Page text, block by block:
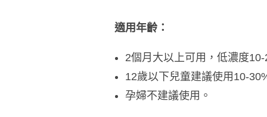
適用年齡：
2個月大以上可用，低濃度
12歲以下兒童建議使用10-
​孕婦不建議使用。​